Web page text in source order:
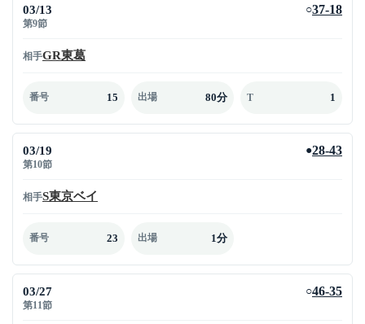
03/13
第9節
○37-18
相手GR東葛
番号 15 出場 80分 T 1
03/19
第10節
●28-43
相手S東京ベイ
番号 23 出場 1分
03/27
第11節
○46-35